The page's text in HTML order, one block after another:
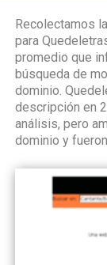
Recolectamos
para
promedio que
búsqueda de
dominio.
descripción en
análisis, pero
dominio y